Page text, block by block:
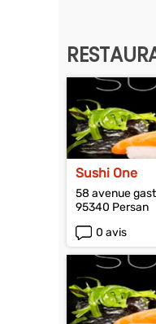
Sushi One
58 avenue
95340 Persan
0 avis